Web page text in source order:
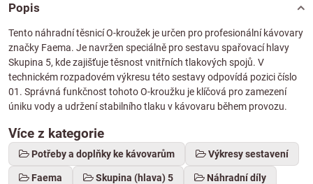
Popis
Tento náhradní těsnicí O-kroužek je určen pro profesionální kávovary
značky Faema. Je navržen speciálně pro sestavu spařovací hlavy
Skupina 5, kde zajišťuje těsnost vnitřních tlakových spojů. V
technickém rozpadovém výkresu této sestavy odpovídá pozici číslo
01. Správná funkčnost tohoto O-kroužku je klíčová pro zamezení
úniku vody a udržení stabilního tlaku v kávovaru během provozu.
Více z kategorie
Potřeby a doplňky ke kávovarům Výkresy sestavení
Faema Skupina (hlava) 5 Náhradní díly